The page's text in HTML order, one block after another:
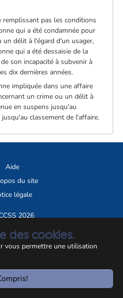
des cookies.
vous permettre une utilisation
remplissant pas les conditions
qui a été condamnée pour
un délit à l'égard d'un usager,
qui a été dessaisie de la
son incapacité à subvenir à
dix dernières années.
impliquée dans une affaire
un crime ou un délit à
en suspens jusqu'au
classement de l'affaire.
Aide
du site
légale
2026